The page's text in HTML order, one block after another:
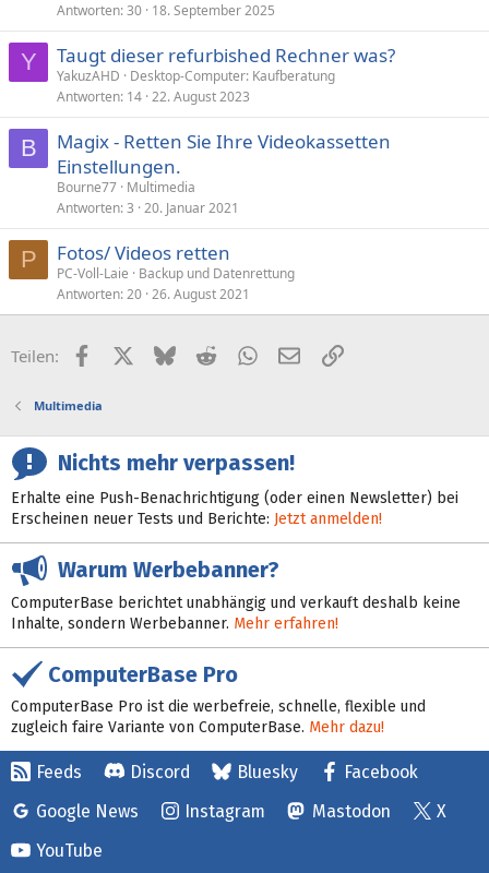
Antworten 30 18. September 2025
Y Taugt dieser refurbished Rechner was?
YakuzAHD
Desktop-Computer: Kaufberatung
Antworten 14 22. August 2023
B
Magix - Retten Sie Ihre Videokassetten
Einstellungen.
Bourne77 Multimedia
Antworten 3 20. Januar 2021
P Fotos/ Videos retten
PC-Voll-Laie
Backup und Datenrettung
Antworten 20 26. August 2021
Teilen: FacebookX (Twitter)
BlueskyRedditWhatsApp
E-MailLink
Multimedia
Nichts mehr verpassen!
Erhalte eine Push-Benachrichtigung (oder einen Newsletter) bei
Erscheinen neuer Tests und Berichte: Jetzt anmelden!
Warum Werbebanner?
ComputerBase berichtet unabhängig und verkauft deshalb keine
Inhalte, sondern Werbebanner. Mehr erfahren!
ComputerBase Pro
ComputerBase Pro ist die werbefreie, schnelle, flexible und
zugleich faire Variante von ComputerBase. Mehr dazu!
Feeds Discord Bluesky
Facebook
Google News
Instagram Mastodon
X
YouTube